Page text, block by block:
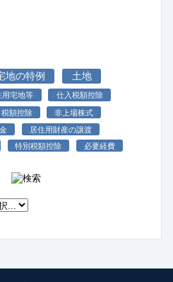
地の特例 土地
用宅地等 仕入税額控除
税額控除
非上場株式
居住用財産の譲渡
特別税額控除
必要経費